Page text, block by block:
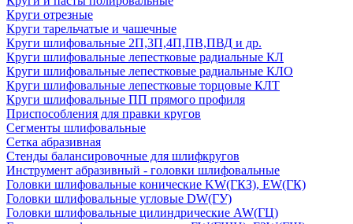
Круги отрезные
Круги тарельчатые и чашечные
Круги шлифовальные 2П,3П,4П,ПВ,ПВД и др.
Круги шлифовальные лепестковые радиальные КЛ
Круги шлифовальные лепестковые радиальные КЛО
Круги шлифовальные лепестковые торцовые КЛТ
Круги шлифовальные ПП прямого профиля
Приспособления для правки кругов
Сегменты шлифовальные
Сетка абразивная
Стенды балансировочные для шлифкругов
Инструмент абразивный - головки шлифовальные
Головки шлифовальные конические KW(ГКЗ), EW(ГК)
Головки шлифовальные угловые DW(ГУ)
Головки шлифовальные цилиндрические AW(ГЦ)